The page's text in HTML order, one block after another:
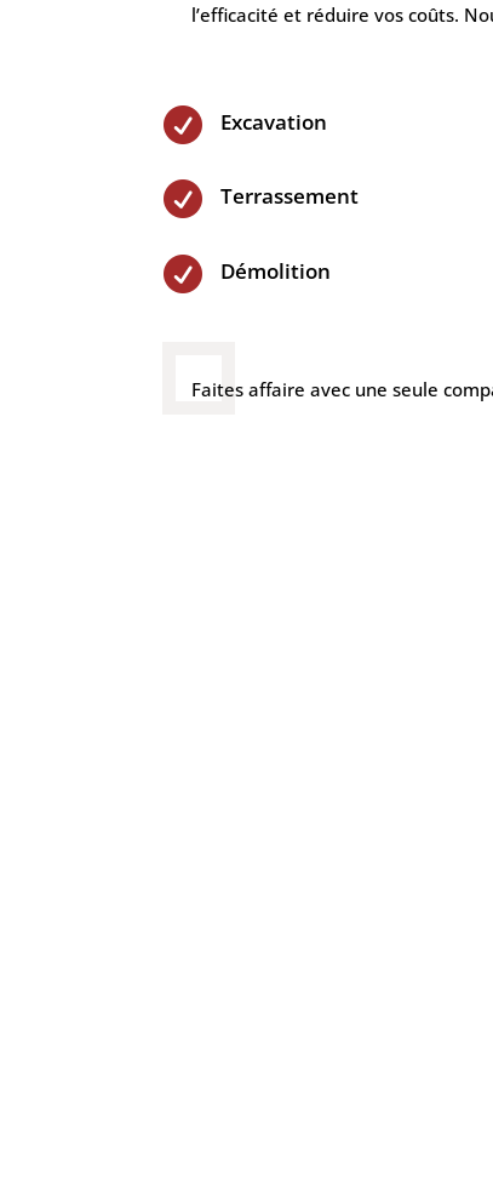
l’efficacité et réduire vos coûts.
 Excavation
 Terrassement
 Démolition
Faites affaire avec une seule